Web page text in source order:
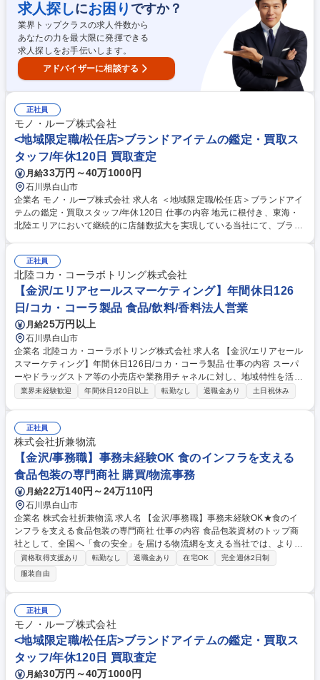
ト管理及びメンバーマネジメント) ■お客様対応:ご来店のお客様が持ち込
んだ商品の買取査定をお任せ！ 【買取商材】ポケモンカード/ブランド品/
古美術品など 【当社の大事にする価値観】品物を買取るだけでなく〈お客
様の品物への想いや思い出も伺い気持ちを整理していただいたうえで買取
る〉ことを大切にしています。 募集職種 ＜総合職/松任店＞ブランドアイ
テムの鑑定・買取スタッフ/年休120日
求人探しにお困り ですか？
業界トップクラスの求人件数から
あなたの力を最大限に発揮できる
求人探しをお手伝いします。
アドバイザーに相談する
正社員
モノ・ループ株式会社
<地域限定職/松任店>ブランドアイテムの鑑定・買取ス
タッフ/年休120日 買取査定
月給33万円～40万1000円
石川県白山市
企業名 モノ・ループ株式会社 求人名 ＜地域限定職/松任店＞ブランドアイ
テムの鑑定・買取スタッフ/年休120日 仕事の内容 地元に根付き、東海・
北陸エリアにおいて継続的に店舗数拡大を実現している当社にて、ブラン
ける業務全般(シフト管理及びメンバーマネジメント) ■お客様対応:ご来店
のお客様が持ち込んだ商品の買取査定をお任せ！ 【買取商材】ポケモンカ
ード/ブランド品/古美術品など 【当社の大事にする価値観】品物を買取る
だけでなく〈お客様の品物への想いや思い出も伺い気持ちを整理していた
だいたうえで買取る〉ことを大切にしています。 募集職種 ＜地域限定職/
松任店＞ブランドアイテムの鑑定・買取スタッフ/年休120日
正社員
北陸コカ・コーラボトリング株式会社
【金沢/エリアセールスマーケティング】年間休日126
日/コカ・コーラ製品 食品/飲料/香料法人営業
月給25万円以上
石川県白山市
企業名 北陸コカ・コーラボトリング株式会社 求人名 【金沢/エリアセール
スマーケティング】年間休日126日/コカ・コーラ製品 仕事の内容 スーパ
ーやドラッグストア等の小売店や業務用チャネルに対し、地域特性を活か
したコカ・コーラ製品の提案営業・エリアマーケティングをお任せしま
企画、有利な陳列スペース・棚割の獲得を目指します。 ■地域特性の分析
と戦略実行：POSデータや市場動向を分析し、地域に合わせた販売計画の
策定・実行します。 ■販路拡大と環境整備：自販機の新規設置や飲食店開
拓、POP設置等の売場づくりを行います。 募集職種 【金沢/エリアセール
スマーケティング】年間休日126日/コカ・コーラ製品
業界未経験歓迎 年間休日120日以上 転勤なし 退職金あり 土日祝休み
正社員
株式会社折兼物流
【金沢/事務職】事務未経験OK 食のインフラを支える
食品包装の専門商社 購買/物流事務
月給22万140円～24万110円
石川県白山市
企業名 株式会社折兼物流 求人名 【金沢/事務職】事務未経験OK★食のイ
ンフラを支える食品包装の専門商社 仕事の内容 食品包装資材のトップ商
社として、全国へ「食の安全」を届ける物流網を支える当社では、より効
率的な供給体制を構築しています。そんな当社にて事務職をご担当いただ
きます。 ■出荷情報入力：当日の出荷指示を庫内の担当へ伝達 ■社内外と
の電話対応：欠品時に社内転送を指示→転送不可の場合、仕入先に問い合
わせ→社内の営業担当へ納期を連絡 ■その他：送り状や伝票等の作成・発
行、庶務業務(社内備品管理等) ※マニュアルがあるため、未経験からでも
ご活躍いただけます！ 募集職種 【金沢/事務職】事務未経験OK★食のイン
フラを支える食品包装の専門商社
資格取得支援あり 転勤なし 退職金あり 在宅OK
完全週休2日制
服装自由
正社員
モノ・ループ株式会社
<地域限定職/松任店>ブランドアイテムの鑑定・買取ス
タッフ/年休120日 買取査定
月給30万円～40万1000円